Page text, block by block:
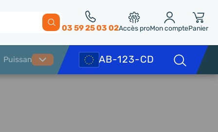
03 59 25 03 02Accès proMon comptePanier